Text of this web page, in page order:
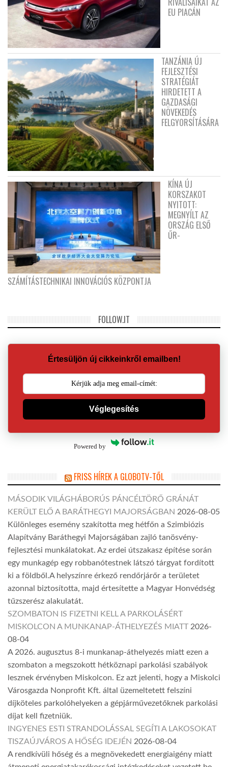
EU PIACÁN
TANZÁNIA ÚJ
FEJLESZTÉSI
STRATÉGIÁT
HIRDETETT A
GAZDASÁGI
NÖVEKEDÉS
FELGYORSÍTÁSÁRA
KÍNA ÚJ
KORSZAKOT
NYITOTT:
MEGNYÍLT AZ
ORSZÁG ELSŐ
ŰR-
SZÁMÍTÁSTECHNIKAI INNOVÁCIÓS KÖZPONTJA
FOLLOW.IT
Értesüljön új cikkeinkről emailben!
Véglegesítés
Powered by
FRISS HÍREK A GLOBOTV-TŐL
MÁSODIK VILÁGHÁBORÚS PÁNCÉLTÖRŐ GRÁNÁT
KERÜLT ELŐ A BARÁTHEGYI MAJORSÁGBAN 2026-08-05
Különleges esemény szakította meg hétfőn a Szimbiózis
Alapítvány Baráthegyi Majorságában zajló tanösvény-
fejlesztési munkálatokat. Az erdei útszakasz építése során
egy munkagép egy robbanótestnek látszó tárgyat fordított
ki a földből.A helyszínre érkező rendőrjárőr a területet
azonnal biztosította, majd értesítette a Magyar Honvédség
tűzszerész alakulatát.
SZOMBATON IS FIZETNI KELL A PARKOLÁSÉRT
MISKOLCON A MUNKANAP-ÁTHELYEZÉS MIATT 2026-
08-04
A 2026. augusztus 8-i munkanap-áthelyezés miatt ezen a
szombaton a megszokott hétköznapi parkolási szabályok
lesznek érvényben Miskolcon. Ez azt jelenti, hogy a Miskolci
Városgazda Nonprofit Kft. által üzemeltetett felszíni
díjköteles parkolóhelyeken a gépjárművezetőknek parkolási
díjat kell fizetniük.
INGYENES ESTI STRANDOLÁSSAL SEGÍTI A LAKOSOKAT
TISZAÚJVÁROS A HŐSÉG IDEJÉN 2026-08-04
A rendkívüli hőség és a megnövekedett energiaigény miatt